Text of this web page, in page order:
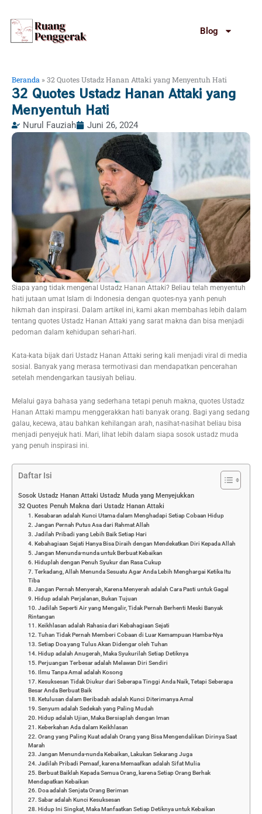
konten
Blog
Beranda »32 Quotes Ustadz Hanan Attaki yang Menyentuh Hati
32 Quotes Ustadz Hanan Attaki yang
Menyentuh Hati
Nurul Fauziah Juni 26, 2024
Siapa yang tidak mengenal Ustadz Hanan Attaki? Beliau telah menyentuh
hati jutaan umat Islam di Indonesia dengan quotes-nya yanh penuh
hikmah dan inspirasi. Dalam artikel ini, kami akan membahas lebih dalam
tentang quotes Ustadz Hanan Attaki yang sarat makna dan bisa menjadi
pedoman dalam kehidupan sehari-hari.
Kata-kata bijak dari Ustadz Hanan Attaki sering kali menjadi viral di media
sosial. Banyak yang merasa termotivasi dan mendapatkan pencerahan
setelah mendengarkan tausiyah beliau.
Melalui gaya bahasa yang sederhana tetapi penuh makna, quotes Ustadz
Hanan Attaki mampu menggerakkan hati banyak orang. Bagi yang sedang
galau, kecewa, atau bahkan kehilangan arah, nasihat-nasihat beliau bisa
menjadi penyejuk hati. Mari, lihat lebih dalam siapa sosok ustadz muda
yang penuh inspirasi ini.
Daftar Isi
Sosok Ustadz Hanan Attaki Ustadz Muda yang Menyejukkan
32 Quotes Penuh Makna dari Ustadz Hanan Attaki
1. Kesabaran adalah Kunci Utama dalam Menghadapi Setiap Cobaan Hidup
2. Jangan Pernah Putus Asa dari Rahmat Allah
3. Jadilah Pribadi yang Lebih Baik Setiap Hari
4. Kebahagiaan Sejati Hanya Bisa Diraih dengan Mendekatkan Diri Kepada Allah
5. Jangan Menunda-nunda untuk Berbuat Kebaikan
6. Hiduplah dengan Penuh Syukur dan Rasa Cukup
7. Terkadang, Allah Menunda Sesuatu Agar Anda Lebih Menghargai Ketika Itu
Tiba
8. Jangan Pernah Menyerah, Karena Menyerah adalah Cara Pasti untuk Gagal
9. Hidup adalah Perjalanan, Bukan Tujuan
10. Jadilah Seperti Air yang Mengalir, Tidak Pernah Berhenti Meski Banyak
Rintangan
11. Keikhlasan adalah Rahasia dari Kebahagiaan Sejati
12. Tuhan Tidak Pernah Memberi Cobaan di Luar Kemampuan Hamba-Nya
13. Setiap Doa yang Tulus Akan Didengar oleh Tuhan
14. Hidup adalah Anugerah, Maka Syukurilah Setiap Detiknya
15. Perjuangan Terbesar adalah Melawan Diri Sendiri
16. Ilmu Tanpa Amal adalah Kosong
17. Kesuksesan Tidak Diukur dari Seberapa Tinggi Anda Naik, Tetapi Seberapa
Besar Anda Berbuat Baik
18. Ketulusan dalam Beribadah adalah Kunci Diterimanya Amal
19. Senyum adalah Sedekah yang Paling Mudah
20. Hidup adalah Ujian, Maka Bersiaplah dengan Iman
21. Keberkahan Ada dalam Keikhlasan
22. Orang yang Paling Kuat adalah Orang yang Bisa Mengendalikan Dirinya Saat
Marah
23. Jangan Menunda-nunda Kebaikan, Lakukan Sekarang Juga
24. Jadilah Pribadi Pemaaf, karena Memaafkan adalah Sifat Mulia
25. Berbuat Baiklah Kepada Semua Orang, karena Setiap Orang Berhak
Mendapatkan Kebaikan
26. Doa adalah Senjata Orang Beriman
27. Sabar adalah Kunci Kesuksesan
28. Hidup Ini Singkat, Maka Manfaatkan Setiap Detiknya untuk Kebaikan